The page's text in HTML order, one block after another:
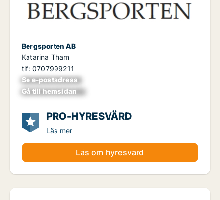
Bergsporten AB
Katarina Tham
tlf: 0707999211
Se e-postadress
xxxxxxxxxxxxxxx
Gå till hemsidan
xxxxxxxxxxxxxxxx
PRO-HYRESVÄRD
Läs mer
Läs om hyresvärd